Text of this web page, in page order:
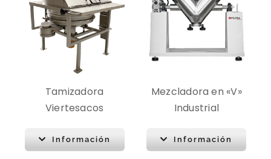
Tamizadora
Viertesacos
Información
Mezcladora en «V»
Industrial
Información